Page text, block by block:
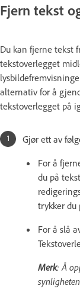
Fjern tekst
Du kan fjerne tekst
tekstoverlegget
alternativ for å
tekstoverlegget på
Gjør ett av
For å
du på
trykker du
For å slå
Merk: Å